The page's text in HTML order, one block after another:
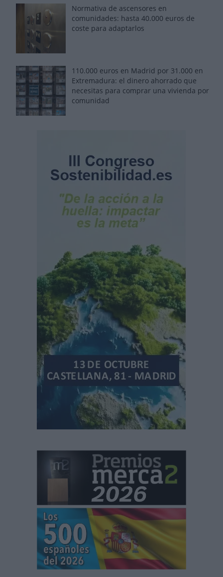
Normativa de ascensores en
comunidades: hasta 40.000 euros de
coste para adaptarlos
110.000 euros en Madrid por 31.000 en
Extremadura: el dinero ahorrado que
necesitas para comprar una vivienda por
comunidad